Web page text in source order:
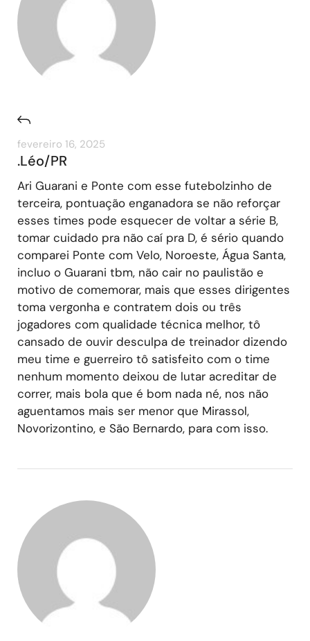
fevereiro 16, 2025
.Léo/PR
Ari Guarani e Ponte com esse futebolzinho de
terceira, pontuação enganadora se não reforçar
esses times pode esquecer de voltar a série B,
tomar cuidado pra não caí pra D, é sério quando
comparei Ponte com Velo, Noroeste, Água Santa,
incluo o Guarani tbm, não cair no paulistão e
motivo de comemorar, mais que esses dirigentes
toma vergonha e contratem dois ou três
jogadores com qualidade técnica melhor, tô
cansado de ouvir desculpa de treinador dizendo
meu time e guerreiro tô satisfeito com o time
nenhum momento deixou de lutar acreditar de
correr, mais bola que é bom nada né, nos não
aguentamos mais ser menor que Mirassol,
Novorizontino, e São Bernardo, para com isso.